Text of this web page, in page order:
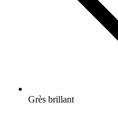
Grès brillant